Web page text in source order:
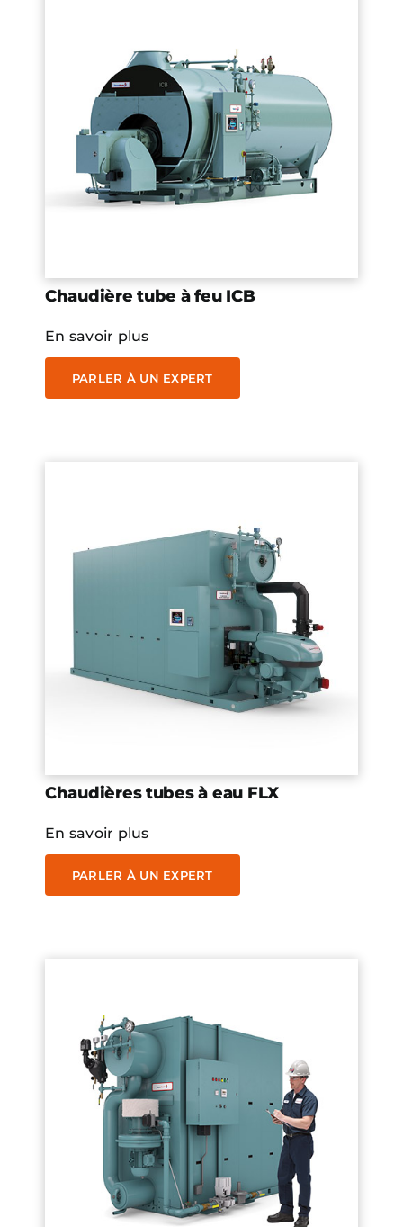
Chaudière tube à feu ICB
En savoir plus
PARLER À UN EXPERT
Chaudières tubes à eau FLX
En savoir plus
PARLER À UN EXPERT